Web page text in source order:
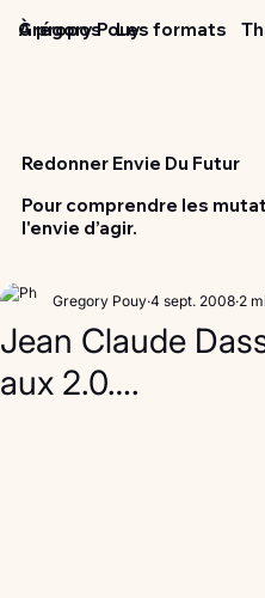
Grégory Pouy
À propos Les formats
Redonner Envie Du Futur
Pour comprendre les
l'envie d’agir.
Jean Claude
aux 2.0….
Gregory Pouy 4 sept. 2008 2